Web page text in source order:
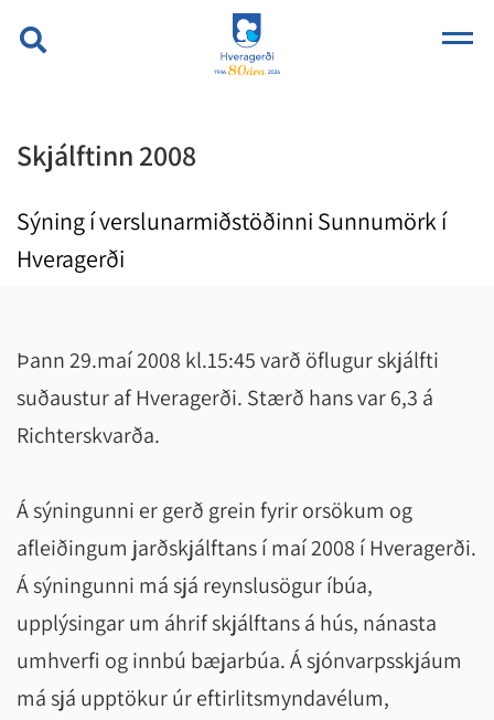
Skjálftinn 2008
Sýning í verslunarmiðstöðinni Sunnumörk í
Hveragerði
Þann 29.maí 2008 kl.15:45 varð öflugur skjálfti
suðaustur af Hveragerði. Stærð hans var 6,3 á
Richterskvarða.
Á sýningunni er gerð grein fyrir orsökum og
afleiðingum jarðskjálftans í maí 2008 í Hveragerði.
Á sýningunni má sjá reynslusögur íbúa,
upplýsingar um áhrif skjálftans á hús, nánasta
umhverfi og innbú bæjarbúa. Á sjónvarpsskjáum
má sjá upptökur úr eftirlitsmyndavélum,